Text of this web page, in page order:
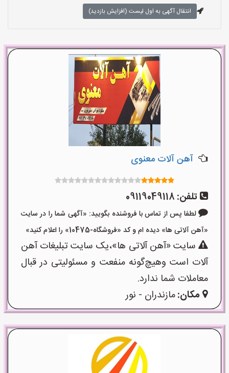
انتقال آگهی به اول لیست (افزایش بازدید)
آهن آلات معنوی
تلفن: 09119049118
لطفا پس از تماس با فروشنده بگویید: «آگهی شما را در سایت
«آهن آلاتی ها» دیده ام و کد «فروشگاه-10475» را اعلام کنید»
سایت «آهن آلاتی ها»،یک سایت تبلیغات آهن
آلات است وهیچ‌گونه منفعت و مسئولیتی در قبال
معاملات شما ندارد.
مکان:مازندران - نور